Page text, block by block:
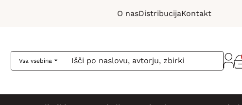
O nasDistribucijaKontakt
Vsa vsebina